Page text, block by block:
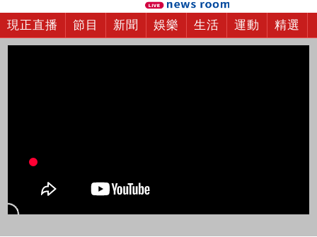
現正直播 節目 新聞 娛樂 生活 運動 精選